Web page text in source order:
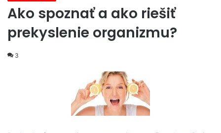
Ako spoznať a ako riešiť
prekyslenie organizmu?
3